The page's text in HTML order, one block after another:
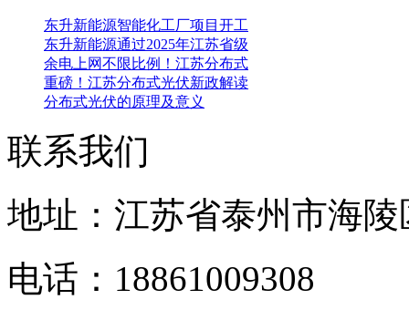
东升新能源智能化工厂项目开工
东升新能源通过2025年江苏省级
余电上网不限比例！江苏分布式
重磅！江苏分布式光伏新政解读
分布式光伏的原理及意义
联系我们
地址：江苏省泰州市海
电话：18861009308